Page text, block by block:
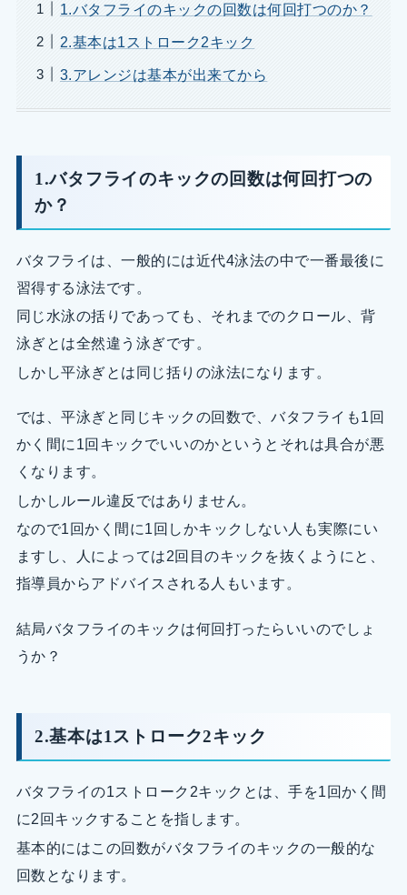
1.バタフライのキックの回数は何回打つのか？
2.基本は1ストローク2キック
3.アレンジは基本が出来てから
1.バタフライのキックの回数は何回打つの
か？
バタフライは、一般的には近代4泳法の中で一番最後に
習得する泳法です。
同じ水泳の括りであっても、それまでのクロール、背
泳ぎとは全然違う泳ぎです。
しかし平泳ぎとは同じ括りの泳法になります。
では、平泳ぎと同じキックの回数で、バタフライも1回
かく間に1回キックでいいのかというとそれは具合が悪
くなります。
しかしルール違反ではありません。
なので1回かく間に1回しかキックしない人も実際にい
ますし、人によっては2回目のキックを抜くようにと、
指導員からアドバイスされる人もいます。
結局バタフライのキックは何回打ったらいいのでしょ
うか？
2.基本は1ストローク2キック
バタフライの1ストローク2キックとは、手を1回かく間
に2回キックすることを指します。
基本的にはこの回数がバタフライのキックの一般的な
回数となります。